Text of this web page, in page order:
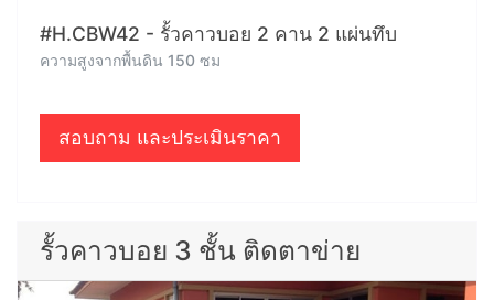
#H.CBW42 - รั้วคาวบอย 2 คาน 2 แผ่นทึบ
ความสูงจากพื้นดิน 150 ซม
สอบถาม และประเมินราคา
รั้วคาวบอย 3 ชั้น ติดตาข่าย